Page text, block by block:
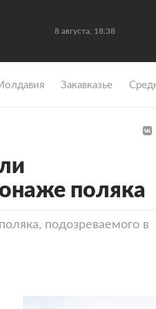
8 августа, 18:38
Закавказье
поляка
подозреваемого в